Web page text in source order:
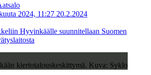
2024, 11:27 20.2.2024
Hyvinkäälle suunnitellaan Suomen
kiertotalouskeskittymä. Kuva: Syklo